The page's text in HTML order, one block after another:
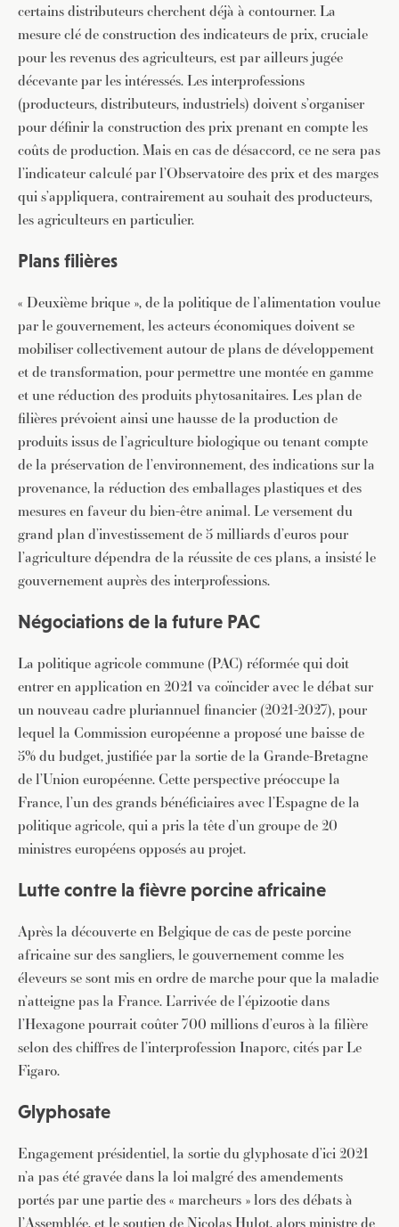
certains distributeurs cherchent déjà à contourner. La
mesure clé de construction des indicateurs de prix, cruciale
pour les revenus des agriculteurs, est par ailleurs jugée
décevante par les intéressés. Les interprofessions
(producteurs, distributeurs, industriels) doivent s’organiser
pour définir la construction des prix prenant en compte les
coûts de production. Mais en cas de désaccord, ce ne sera pas
l’indicateur calculé par l’Observatoire des prix et des marges
qui s’appliquera, contrairement au souhait des producteurs,
les agriculteurs en particulier.
Plans filières
« Deuxième brique », de la politique de l’alimentation voulue
par le gouvernement, les acteurs économiques doivent se
mobiliser collectivement autour de plans de développement
et de transformation, pour permettre une montée en gamme
et une réduction des produits phytosanitaires. Les plan de
filières prévoient ainsi une hausse de la production de
produits issus de l’agriculture biologique ou tenant compte
de la préservation de l’environnement, des indications sur la
provenance, la réduction des emballages plastiques et des
mesures en faveur du bien-être animal. Le versement du
grand plan d’investissement de 5 milliards d’euros pour
l’agriculture dépendra de la réussite de ces plans, a insisté le
gouvernement auprès des interprofessions.
Négociations de la future PAC
La politique agricole commune (PAC) réformée qui doit
entrer en application en 2021 va coïncider avec le débat sur
un nouveau cadre pluriannuel financier (2021-2027), pour
lequel la Commission européenne a proposé une baisse de
5% du budget, justifiée par la sortie de la Grande-Bretagne
de l’Union européenne. Cette perspective préoccupe la
France, l’un des grands bénéficiaires avec l’Espagne de la
politique agricole, qui a pris la tête d’un groupe de 20
ministres européens opposés au projet.
Lutte contre la fièvre porcine africaine
Après la découverte en Belgique de cas de peste porcine
africaine sur des sangliers, le gouvernement comme les
éleveurs se sont mis en ordre de marche pour que la maladie
n’atteigne pas la France. L’arrivée de l’épizootie dans
l’Hexagone pourrait coûter 700 millions d’euros à la filière
selon des chiffres de l’interprofession Inaporc, cités par Le
Figaro.
Glyphosate
Engagement présidentiel, la sortie du glyphosate d’ici 2021
n’a pas été gravée dans la loi malgré des amendements
portés par une partie des « marcheurs » lors des débats à